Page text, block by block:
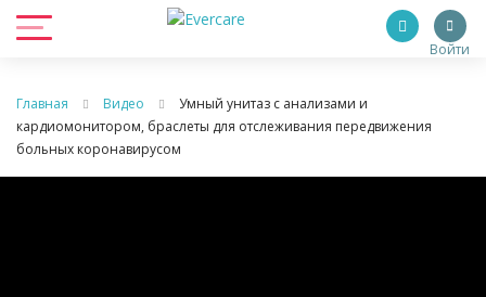
Войти
Главная Видео
Умный унитаз с анализами и
кардиомонитором, браслеты для отслеживания передвижения
больных коронавирусом